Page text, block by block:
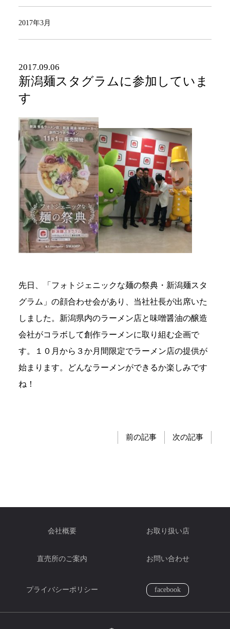
2017年3月
2017.09.06
新潟麺スタグラムに参加していま
す
先日、「フォトジェニックな麺の祭典・新潟麺スタ
グラム」の顔合わせ会があり、当社社長が出席いた
しました。新潟県内のラーメン店と味噌醤油の醸造
会社がコラボして創作ラーメンに取り組む企画で
す。１０月から３か月間限定でラーメン店の提供が
始まります。どんなラーメンができるか楽しみです
ね！
前の記事 次の記事
会社概要 お取り扱い店
直売所のご案内 お問い合わせ
プライバシーポリシー facebook